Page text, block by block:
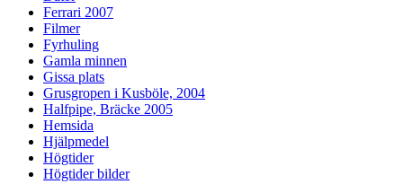
Ferrari 2007
Filmer
Fyrhuling
Gamla minnen
Gissa plats
Grusgropen i Kusböle, 2004
Halfpipe, Bräcke 2005
Hemsida
Hjälpmedel
Högtider
Högtider bilder